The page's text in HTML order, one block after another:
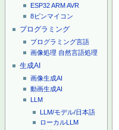
ESP32ARMAVR
8ピンマイコン
プログラミング
プログラミング言語
画像処理 自然言語処理
生成AI
画像生成AI
動画生成AI
LLM
LLM/モデル/日本語
ローカルLLM